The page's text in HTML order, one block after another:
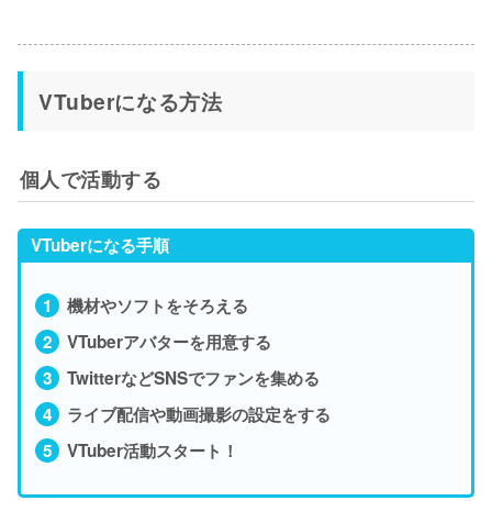
VTuberになる方法
個人で活動する
VTuberになる手順
機材やソフトをそろえる
VTuberアバターを用意する
TwitterなどSNSでファンを集める
ライブ配信や動画撮影の設定をする
VTuber活動スタート！